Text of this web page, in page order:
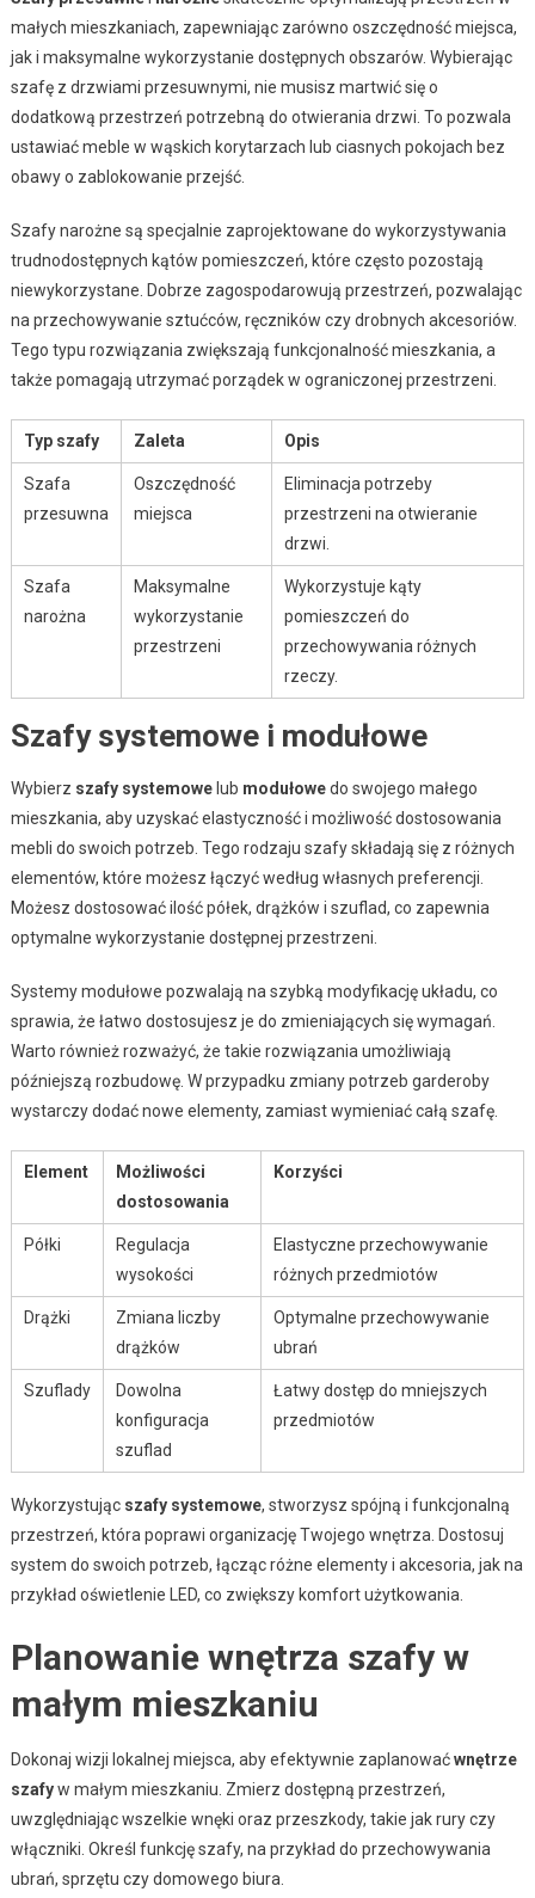
małych mieszkaniach, zapewniając zarówno oszczędność miejsca,
jak i maksymalne wykorzystanie dostępnych obszarów. Wybierając
szafę z drzwiami przesuwnymi, nie musisz martwić się o
dodatkową przestrzeń potrzebną do otwierania drzwi. To pozwala
ustawiać meble w wąskich korytarzach lub ciasnych pokojach bez
obawy o zablokowanie przejść.
Szafy narożne są specjalnie zaprojektowane do wykorzystywania
trudnodostępnych kątów pomieszczeń, które często pozostają
niewykorzystane. Dobrze zagospodarowują przestrzeń, pozwalając
na przechowywanie sztućców, ręczników czy drobnych akcesoriów.
Tego typu rozwiązania zwiększają funkcjonalność mieszkania, a
także pomagają utrzymać porządek w ograniczonej przestrzeni.
Typ szafy Zaleta Opis
Szafa
przesuwna
Oszczędność
miejsca
Eliminacja potrzeby
przestrzeni na otwieranie
drzwi.
Szafa
narożna
Maksymalne
wykorzystanie
przestrzeni
Wykorzystuje kąty
pomieszczeń do
przechowywania różnych
rzeczy.
Szafy systemowe i modułowe
Wybierz szafy systemowelub modułowedo swojego małego
mieszkania, aby uzyskać elastyczność i możliwość dostosowania
mebli do swoich potrzeb. Tego rodzaju szafy składają się z różnych
elementów, które możesz łączyć według własnych preferencji.
Możesz dostosować ilość półek, drążków i szuflad, co zapewnia
optymalne wykorzystanie dostępnej przestrzeni.
Systemy modułowe pozwalają na szybką modyfikację układu, co
sprawia, że łatwo dostosujesz je do zmieniających się wymagań.
Warto również rozważyć, że takie rozwiązania umożliwiają
późniejszą rozbudowę. W przypadku zmiany potrzeb garderoby
wystarczy dodać nowe elementy, zamiast wymieniać całą szafę.
Element
Możliwości
dostosowania
Korzyści
Półki
Regulacja
wysokości
Elastyczne przechowywanie
różnych przedmiotów
Drążki
Zmiana liczby
drążków
Optymalne przechowywanie
ubrań
Szuflady
Dowolna
konfiguracja
szuflad
Łatwy dostęp do mniejszych
przedmiotów
Wykorzystując szafy systemowe, stworzysz spójną i funkcjonalną
przestrzeń, która poprawi organizację Twojego wnętrza. Dostosuj
system do swoich potrzeb, łącząc różne elementy i akcesoria, jak na
przykład oświetlenie LED, co zwiększy komfort użytkowania.
Planowanie wnętrza szafy w
małym mieszkaniu
Dokonaj wizji lokalnej miejsca, aby efektywnie zaplanowaćwnętrze
szafyw małym mieszkaniu. Zmierz dostępną przestrzeń,
uwzględniając wszelkie wnęki oraz przeszkody, takie jak rury czy
włączniki. Określ funkcję szafy, na przykład do przechowywania
ubrań, sprzętu czy domowego biura.